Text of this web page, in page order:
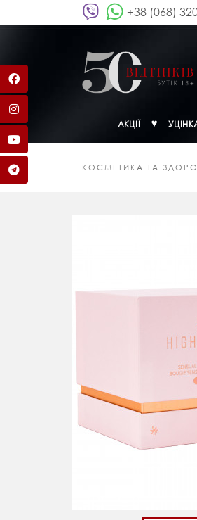
+38 (068)
АКЦІЇ
КОСМЕТИКА ТА